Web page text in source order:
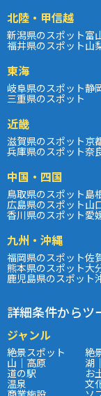
北陸・甲信越
新潟県のスポット富
福井県のスポット山
東海
岐阜県のスポット静
三重県のスポット
近畿
滋賀県のスポット京
兵庫県のスポット奈
中国・四国
鳥取県のスポット島
広島県のスポット山
香川県のスポット愛
九州・沖縄
福岡県のスポット佐
熊本県のスポット大
鹿児島県のスポット
詳細条件からツ
ジャンル
絶景スポット 絶
山｜高原 湖
道の駅 お
温泉 文